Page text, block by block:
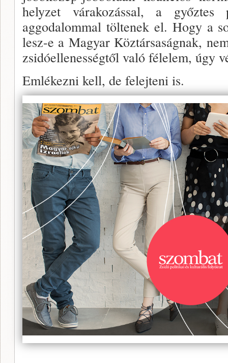
helyzet várakozással, a győztes
aggodalommal töltenek el. Hogy a
lesz-e a Magyar Köztársaság­nak,
zsidóellenességtől való félelem, úgy
Emlékezni kell, de felejteni is.